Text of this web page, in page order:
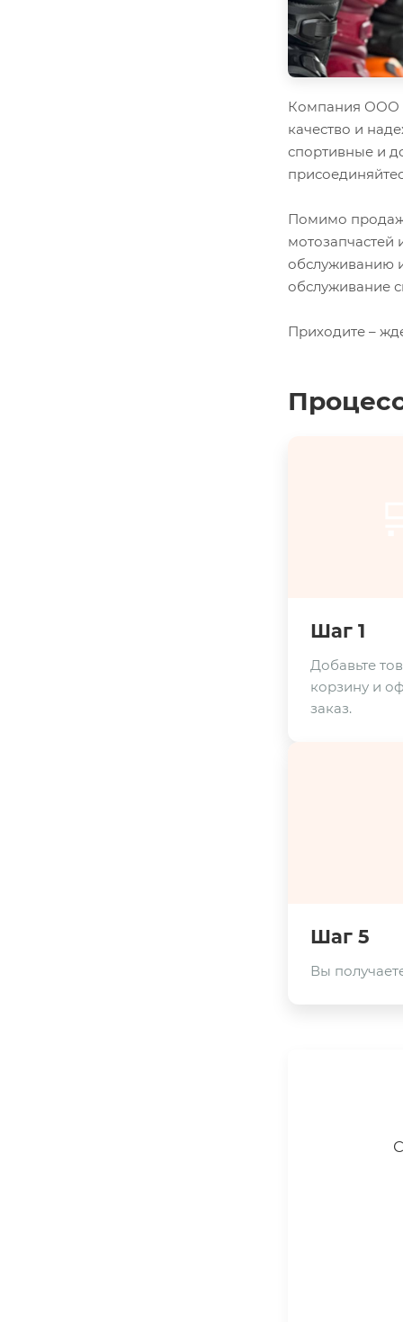
Компания ООО
качество и
спортивные и
Помимо
мотозапчастей
обслуживанию
обслуживание
Приходите –
Шаг 1
Добавьте
корзину и
заказ.
Шаг 5
Вы